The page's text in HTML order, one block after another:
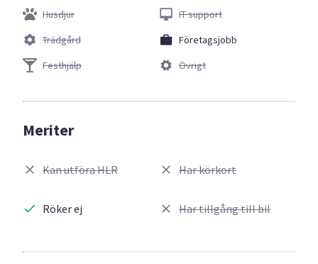
Husdjur
Trädgård
Festhjälp
IT support
Företagsjobb
Övrigt
Meriter
Kan utföra HLR
Röker ej
Har körkort
Har tillgång till bil